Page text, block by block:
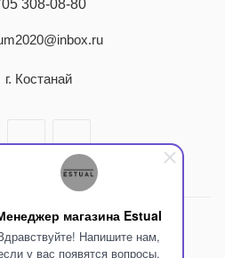
магазина Estual
Напишите нам,
у вас появятся вопросы.
308-08-80
г. Костанай
магазин Estual